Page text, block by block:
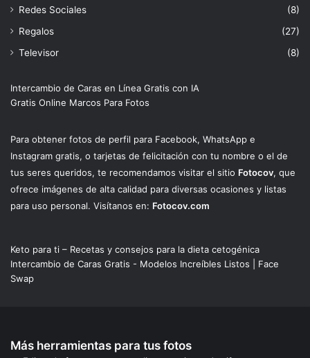
Redes Sociales
(8)
Regalos
(27)
Televisor
(8)
Intercambio de Caras en Línea Gratis con IA
Gratis Online Marcos Para Fotos
Para obtener fotos de perfil para Facebook, WhatsApp e
Instagram gratis, o tarjetas de felicitación con tu nombre o el de
tus seres queridos, te recomendamos visitar el sitio Fotocov, que
ofrece imágenes de alta calidad para diversas ocasiones y listas
para uso personal. Visítanos en: Fotocov.com
Keto para ti – Recetas y consejos para la dieta cetogénica
Intercambio de Caras Gratis - Modelos Increíbles Listos | Face
Swap
Más herramientas para tus fotos